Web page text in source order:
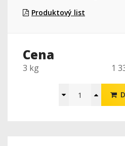
Produktový list
Cena
3 kg 1